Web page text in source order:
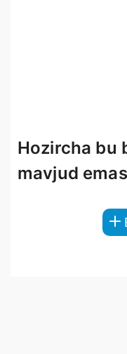
Hozircha bu
mavjud emas